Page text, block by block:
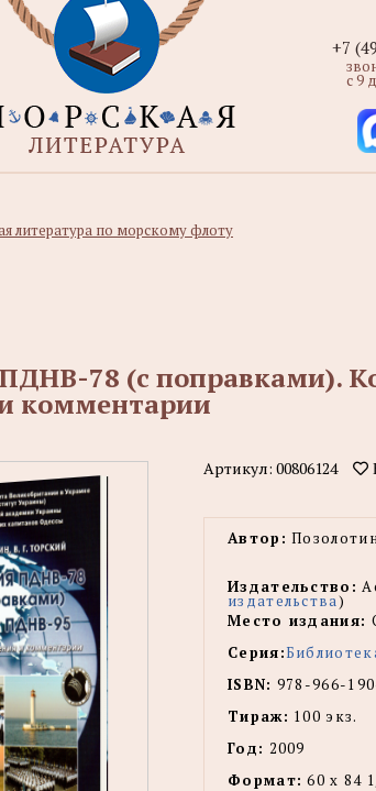
+7
с 9
литература по морскому флоту
78 (с поправками).
комментарии
Артикул: 00806124
Автор:
Издательство:
издательства)
Место издания:
Серия:
ISBN: 978-966-
Тираж: 100 экз.
Год: 2009
Формат: 60 х 84